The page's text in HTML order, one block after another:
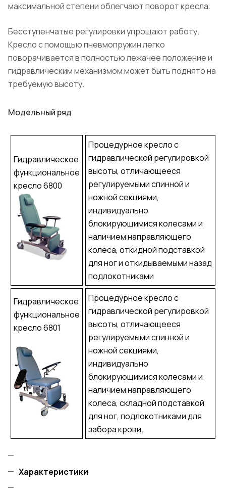
максимальной степени облегчают поворот кресла.
Бесступенчатые регулировки упрощают работу.
Кресло с помощью пневмопружин легко
поворачивается в полностью лежачее положение и
гидравлическим механизмом может быть поднято на
требуемую высоту.
Модельный ряд
Гидравлическое
функциональное
кресло 6800
Процедурное кресло с
гидравлической регулировкой
высоты, отличающееся
регулируемыми спинной и
ножной секциями,
индивидуально
блокирующимися колесами и
наличием направляющего
колеса, откидной подставкой
для ног и откидываемыми назад
подлокотниками
Гидравлическое
функциональное
кресло 6801
Процедурное кресло с
гидравлической регулировкой
высоты, отличающееся
регулируемыми спинной и
ножной секциями,
индивидуально
блокирующимися колесами и
наличием направляющего
колеса, складной подставкой
для ног, подлокотниками для
забора крови.
Характеристики